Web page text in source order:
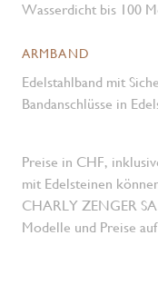
Wasserdicht bis 100
ARMBAND
Edelstahlband mit
Bandanschlüsse in
Preise in CHF,
mit Edelsteinen
CHARLY ZENGER
Modelle und Preise